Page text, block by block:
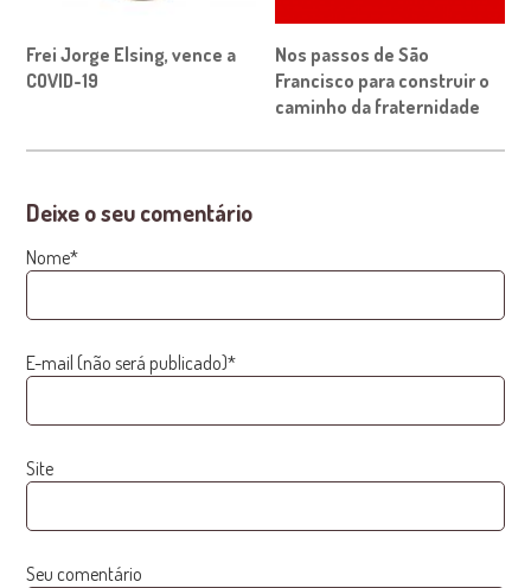
Frei Jorge Elsing, vence a
COVID-19
Nos passos de São
Francisco para construir o
caminho da fraternidade
Deixe o seu comentário
Nome*
E-mail (não será publicado)*
Site
Seu comentário